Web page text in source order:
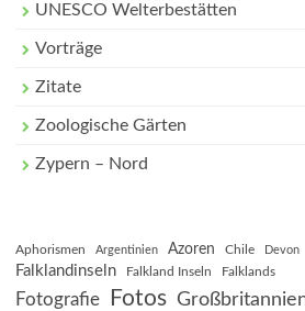
UNESCO Welterbestätten
Vorträge
Zitate
Zoologische Gärten
Zypern – Nord
Aphorismen Argentinien Azoren Chile Devon
Falklandinseln Falkland Inseln Falklands
Fotografie Fotos